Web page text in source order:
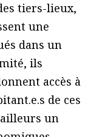
tiers-lieux,
une
dans un
ils
accès à
de ces
un